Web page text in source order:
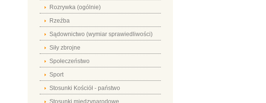
Rozrywka (ogólnie)
Rzeźba
Sądownictwo (wymiar sprawiedliwości)
Siły zbrojne
Społeczeństwo
Sport
Stosunki Kościół - państwo
Stosunki międzynarodowe